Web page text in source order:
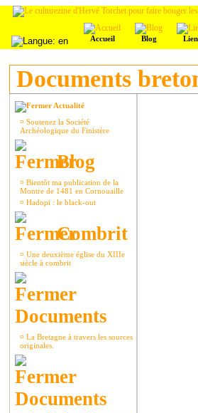
Accueil Blog
Documents
Actualité
¤ Soutenez la Société
Archéologique du Finistère
Blog
¤ Bientôt ma publication de la
Montre de 1481 en Cornouaille
¤ Hadopi : le black-out
Combrit
¤ Une deuxième église du XIIIe
siècle à combrit
Documents
¤ La Bretagne à travers les sources
originales.
Documents